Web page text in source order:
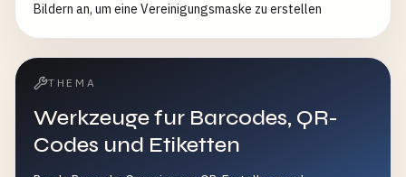
Bildern an, um eine Vereinigungsmaske zu erstellen
THEMA
Werkzeuge fur Barcodes, QR-
Codes und Etiketten